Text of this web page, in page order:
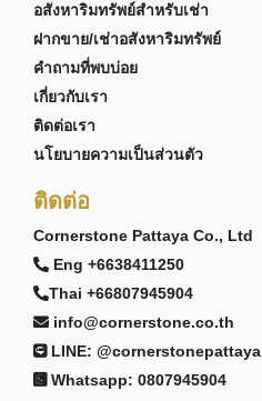
อสังหาริมทรัพย์สำหรับเช่า
ฝากขาย/เช่าอสังหาริมทรัพย์
คำถามที่พบบ่อย
เกี่ยวกับเรา
ติดต่อเรา
นโยบายความเป็นส่วนตัว
ติดต่อ
Cornerstone Pattaya Co., Ltd
Eng +6638411250
Thai +66807945904
info@cornerstone.co.th
LINE: @cornerstonepattaya
Whatsapp: 0807945904